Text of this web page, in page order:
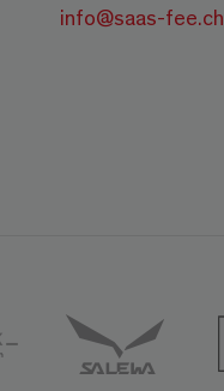
info@saas-fee.ch